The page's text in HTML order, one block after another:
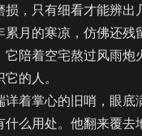
损，只有细看才能辨
累月的寒凉，仿佛还
它陪着空宅熬过风雨
的人。
掌心的旧哨，眼底
什么用处。他翻来覆